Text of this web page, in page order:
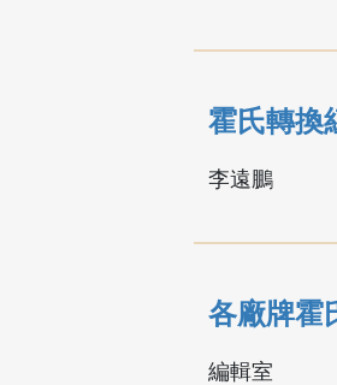
霍氏轉換
李遠鵬
各廠牌霍
編輯室